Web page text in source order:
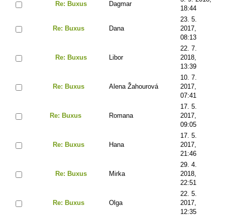
Re: Buxus Dagmar
18:44
Re: Buxus Dana
23. 5.
2017,
08:13
Re: Buxus Libor
22. 7.
2018,
13:39
Re: Buxus Alena Žahourová
10. 7.
2017,
07:41
Re: Buxus Romana
17. 5.
2017,
09:05
Re: Buxus Hana
17. 5.
2017,
21:46
Re: Buxus Mirka
29. 4.
2018,
22:51
Re: Buxus Olga
22. 5.
2017,
12:35